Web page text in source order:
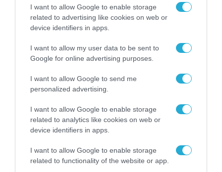
I want to allow Google to enable storage
related to advertising like cookies on web or
device identifiers in apps.
I want to allow my user data to be sent to
Google for online advertising purposes.
I want to allow Google to send me
personalized advertising.
I want to allow Google to enable storage
related to analytics like cookies on web or
device identifiers in apps.
I want to allow Google to enable storage
related to functionality of the website or app.
με μια ατομική παρουσίαση του έργου του
στο πλαίσιο της έκθεσης Sony World
επόμενο χρόνο. Όλα τα έργα των νικητών και
εκτεθούν στην ετήσια έκθεση Sony World
συνέχεια θα περιοδεύσουν διεθνώς. Οι
βραβευμένες φωτογραφίες θα δημοσιευτούν